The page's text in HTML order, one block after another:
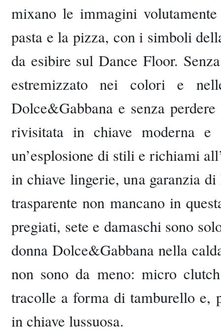
mixano le immagini
pasta e la pizza, con i simboli
da esibire sul Dance Floor.
estremizzato nei colori e
Dolce&Gabbana e senza
rivisitata in chiave moderna e
un’esplosione di stili e richiami
in chiave lingerie, una garanzia
trasparente non mancano in
pregiati, sete e damaschi sono
donna Dolce&Gabbana nella
non sono da meno: micro
tracolle a forma di tamburello e,
in chiave lussuosa.